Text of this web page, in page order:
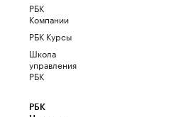
РБК
Компании
РБК Курсы
Школа
управления
РБК
РБК